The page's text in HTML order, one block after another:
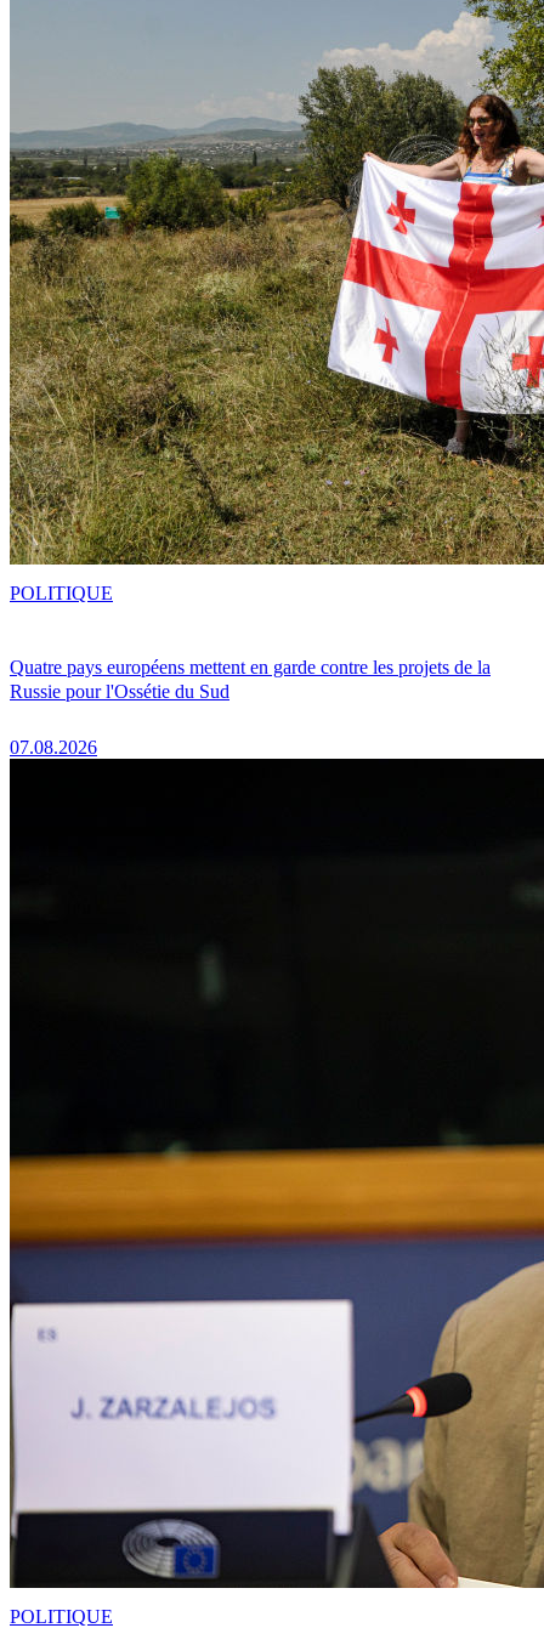
Quatre pays européens mettent en garde contre les projets de la
Russie pour l'Ossétie du Sud
07.08.2026
POLITIQUE
POLITIQUE